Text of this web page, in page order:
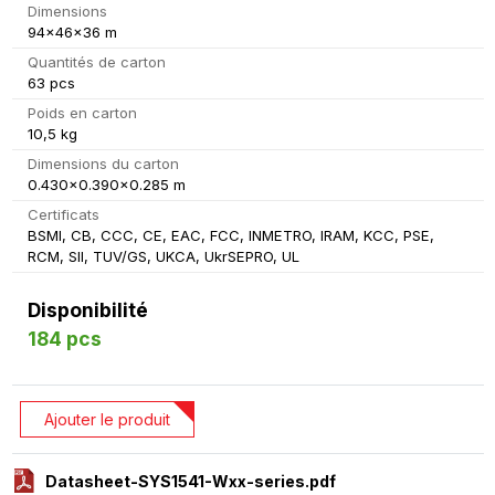
Dimensions
94x46x36 m
Quantités de carton
63 pcs
Poids en carton
10,5 kg
Dimensions du carton
0.430x0.390x0.285 m
Certificats
BSMI, CB, CCC, CE, EAC, FCC, INMETRO, IRAM, KCC, PSE,
RCM, SII, TUV/GS, UKCA, UkrSEPRO, UL
Disponibilité
184 pcs
Datasheet-SYS1541-Wxx-series.pdf
Ajouter le produit